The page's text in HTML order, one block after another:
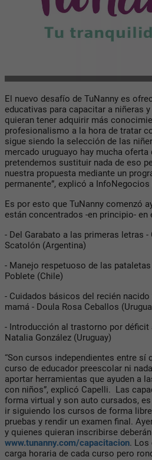
El nuevo desafío de TuNanny es
educativas para capacitar a niñeras
quieran tener adquirir más
profesionalismo a la hora de tratar
sigue siendo la selección de las
mercado uruguayo hay mucha oferta
pretendemos sustituir nada de eso
nuestra propuesta mediante un
permanente”, explicó a
Es por esto que TuNanny comenzó
están concentrados -en principio-
- Del Garabato a las primeras letras
Scatolón (Argentina)
- Manejo respetuoso de las
Poblete (Chile)
- Cuidados básicos del recién
mamá - Doula Rosa Ceballos
- Introducción al trastorno por déficit
Natalia González (Uruguay)
“Son cursos independientes entre sí
curso de educador preescolar ni
aportar herramientas que ayuden a
con niños”, explicó Capelli. Las
forma virtual y son auto cursados,
ir siguiendo los cursos de forma
pruebas y rendir un examen final.
y quienes quieran inscribirse
www.tunanny.com/capacitacion. Los
carga horaria de cada curso pero